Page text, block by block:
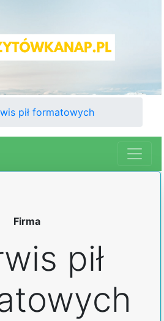
pił formatowych
Firma
pił